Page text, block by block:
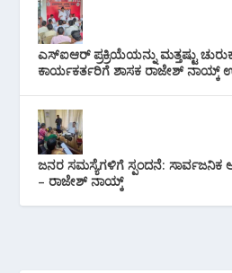
ಎಸ್‌ಐಆರ್ ಪ್ರಕ್ರಿಯೆಯನ್ನು ಮತ್ತಷ್ಟು
ಕಾರ್ಯಕರ್ತರಿಗೆ ಶಾಸಕ ರಾಜೇಶ್ ನಾಯ್ಕ್
ಜನರ ಸಮಸ್ಯೆಗಳಿಗೆ ಸ್ಪಂದನೆ: ಸಾರ್ವಜನಿಕ
– ರಾಜೇಶ್ ನಾಯ್ಕ್